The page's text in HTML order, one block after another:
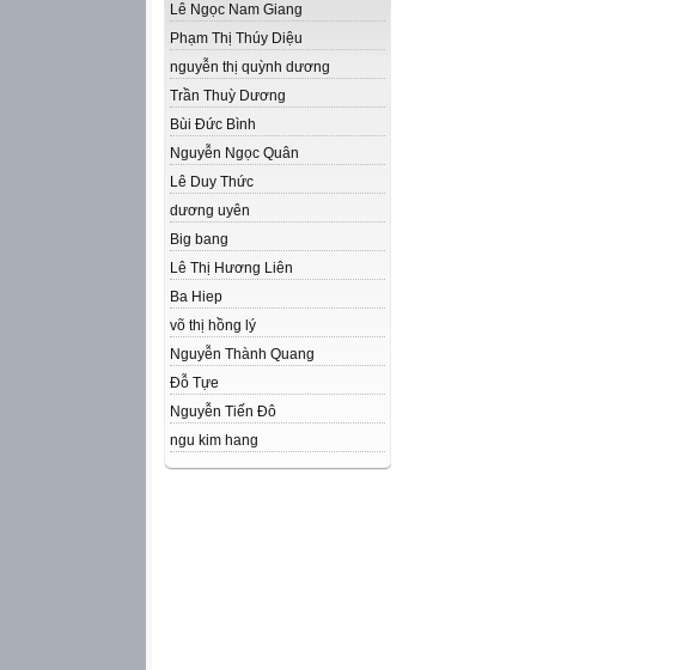
Lê Ngọc Nam Giang
Phạm Thị Thúy Diệu
nguyễn thị quỳnh dương
Trần Thuỳ Dương
Bùi Đức Bình
Nguyễn Ngọc Quân
Lê Duy Thức
dương uyên
Big bang
Lê Thị Hương Liên
Ba Hiep
võ thị hồng lý
Nguyễn Thành Quang
Đỗ Tựe
Nguyễn Tiến Đô
ngu kim hang